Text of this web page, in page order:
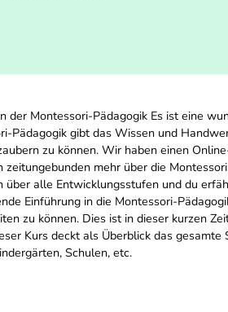
Montessori-Pädagogik Es ist eine
Pädagogik gibt das Wissen und
zu können. Wir haben einen
mehr über die
alle Entwicklungsstufen und du
Einführung in die Montessori-
zu können. Dies ist in dieser kurzen
Kurs deckt als Überblick das
Schulen, etc.